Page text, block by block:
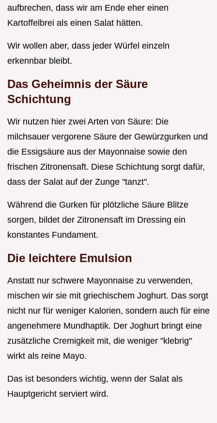
aufbrechen, dass wir am Ende eher einen
Kartoffelbrei als einen Salat hätten.
Wir wollen aber, dass jeder Würfel einzeln
erkennbar bleibt.
Das Geheimnis der Säure
Schichtung
Wir nutzen hier zwei Arten von Säure: Die
milchsauer vergorene Säure der Gewürzgurken und
die Essigsäure aus der Mayonnaise sowie den
frischen Zitronensaft. Diese Schichtung sorgt dafür,
dass der Salat auf der Zunge "tanzt".
Während die Gurken für plötzliche Säure Blitze
sorgen, bildet der Zitronensaft im Dressing ein
konstantes Fundament.
Die leichtere Emulsion
Anstatt nur schwere Mayonnaise zu verwenden,
mischen wir sie mit griechischem Joghurt. Das sorgt
nicht nur für weniger Kalorien, sondern auch für eine
angenehmere Mundhaptik. Der Joghurt bringt eine
zusätzliche Cremigkeit mit, die weniger "klebrig"
wirkt als reine Mayo.
Das ist besonders wichtig, wenn der Salat als
Hauptgericht serviert wird.